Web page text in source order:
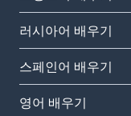
러시아어 배우기
스페인어 배우기
영어 배우기